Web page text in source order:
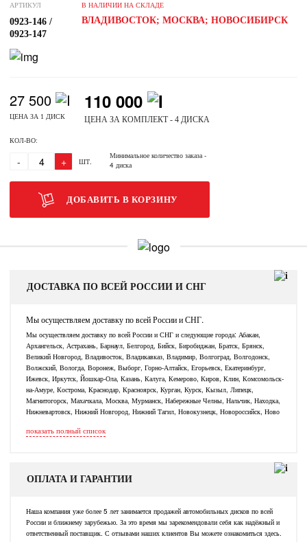
АРТИКУЛ
0923-146 /
0923-147
В НАЛИЧИИ НА СКЛАДЕ
ВЛАДИВОСТОК; МОСКВА; НОВОСИБИРСК
27 500
ЦЕНА ЗА 1 ДИСК
110 000
ЦЕНА ЗА КОМПЛЕКТ - 4 ДИСКА
КОЛ-ВО:
- + ШТ.
Минимальное количество заказа-
4 диска
ДОБАВИТЬ В КОРЗИНУ
ДОСТАВКА ПО ВСЕЙ РОССИИ И СНГ
Мы осуществляем доставку по всей России и СНГ.
Мы осуществляем доставку по всей России и СНГ и следующие города: Абакан,
Архангельск, Астрахань, Барнаул, Белгород, Бийск, Биробиджан, Братск, Брянск,
Великий Новгород, Владивосток, Владикавказ, Владимир, Волгоград, Волгодонск,
Волжский, Вологда, Воронеж, Выборг, Горно-Алтайск, Егорьевск, Екатеринбург,
Ижевск, Иркутск, Йошкар-Ола, Казань, Калуга, Кемерово, Киров, Клин, Комсомольск-
на-Амуре, Кострома, Краснодар, Красноярск, Курган, Курск, Кызыл, Липецк,
Магнитогорск, Махачкала, Москва, Мурманск, Набережные Челны, Нальчик, Находка,
Нижневартовск, Нижний Новгород, Нижний Тагил, Новокузнецк, Новороссийск, Ново
показать полный список
ОПЛАТА И ГАРАНТИИ
Наша компания уже более 5 лет занимается продажей автомобильных дисков по всей
России и ближнему зарубежью. За это время мы зарекомендовали себя как надёжный и
ответственный поставщик. С отзывами наших клиентов Вы можете ознакомиться здесь.